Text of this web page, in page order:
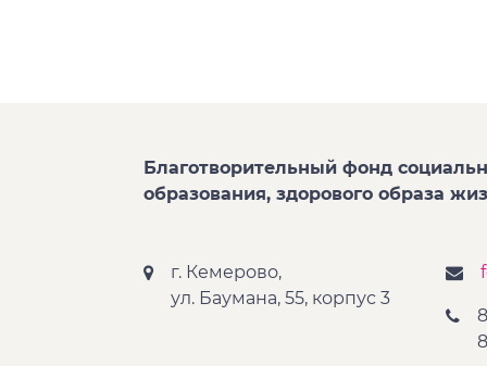
Благотворительный фонд
образования, здорового образа
г. Кемерово,
ул. Баумана, 55, корпус 3